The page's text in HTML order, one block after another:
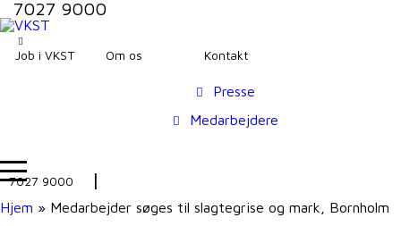
7027 9000
Job i VKST Om os Kontakt
Presse
Medarbejdere
7027 9000
Hjem » Medarbejder søges til slagtegrise og mark, Bornholm